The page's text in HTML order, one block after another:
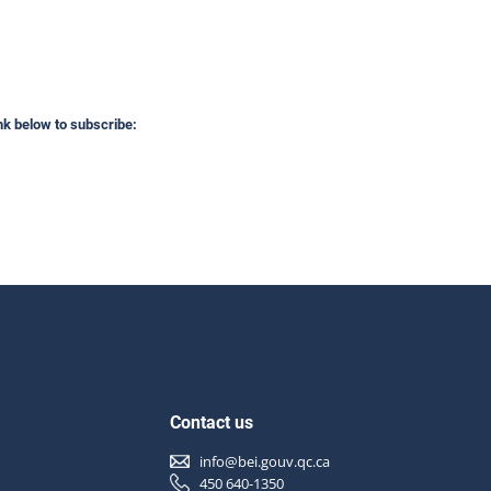
below to subscribe:
Contact us
info@bei.gouv.qc.ca
450 640-1350